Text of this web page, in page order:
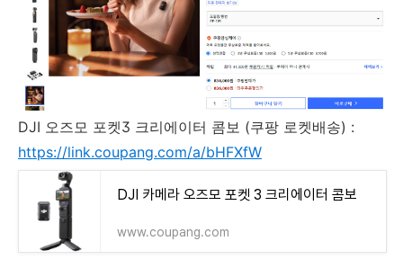
DJI 오즈모 포켓3 크리에이터 콤보 (쿠팡 로켓배송) :
https://link.coupang.com/a/bHFXfW
DJI 카메라 오즈모 포켓 3 크리에이터 콤보
www.coupang.com